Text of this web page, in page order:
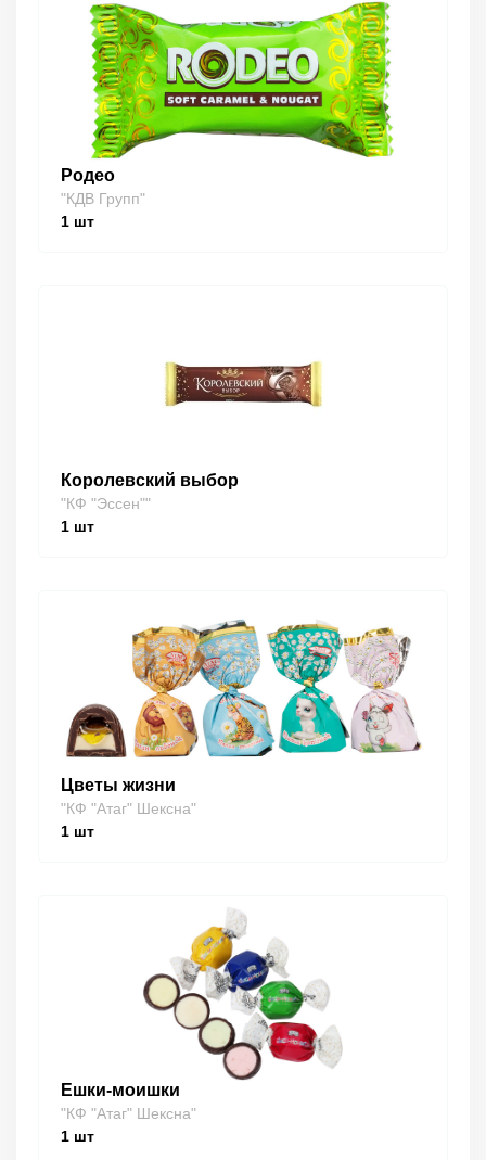
Родео
"КДВ Групп"
1 шт
Королевский выбор
"КФ "Эссен""
1 шт
Цветы жизни
"КФ "Атаг" Шексна"
1 шт
Ешки-моишки
"КФ "Атаг" Шексна"
1 шт